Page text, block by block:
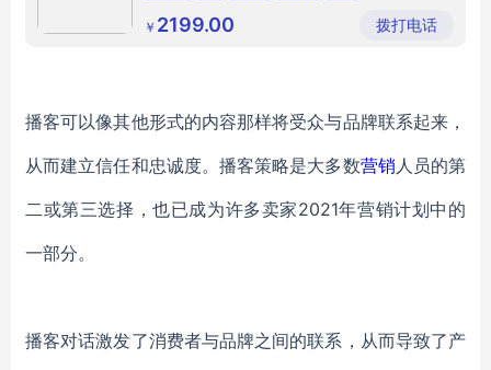
有限公司
￥ 2199.00 拨打电话
播客可以像其他形式的内容那样将受众与品牌联系起来，
从而建立信任和忠诚度。播客策略是大多数营销人员的第
二或第三选择，也已成为许多卖家2021年营销计划中 的
一部分。
播客对话激发了消费者与品牌之间的联系，从而导致了产